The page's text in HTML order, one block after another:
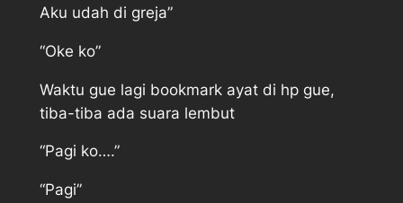
Aku udah di greja”
“Oke ko”
Waktu gue lagi bookmark ayat di hp gue,
tiba-tiba ada suara lembut
“Pagi ko….”
“Pagi”